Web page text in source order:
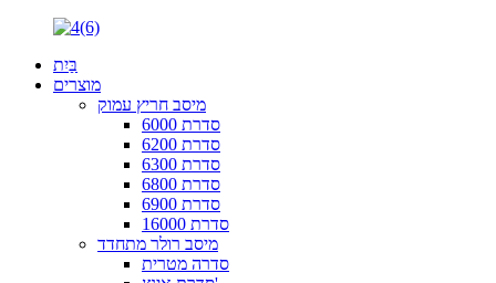
בַּיִת
מוצרים
מיסב חריץ עמוק
סדרת 6000
סדרת 6200
סדרת 6300
סדרת 6800
סדרת 6900
סדרת 16000
מיסב רולר מתחדד
סדרה מטרית